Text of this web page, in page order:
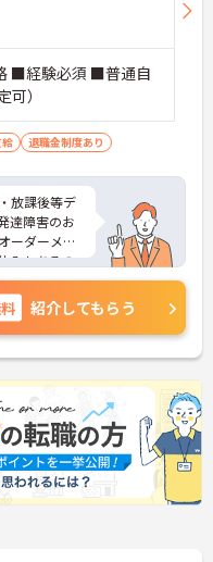
■経験必須 ■普通自
）
退職金制度あり
放課後等デ
達障害のお
ーダーメイ
みもあるの
境です。ご
さらに詳
ださい！
紹介してもらう